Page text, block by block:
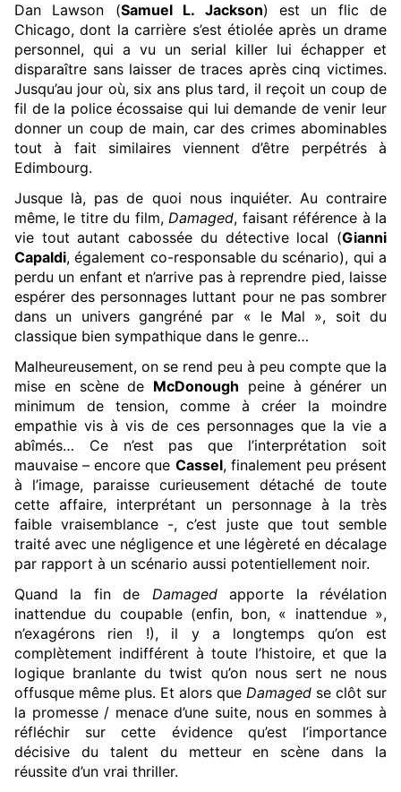
Dan Lawson (Samuel L. Jackson) est un flic de
Chicago, dont la carrière s’est étiolée après un drame
personnel, qui a vu un serial killer lui échapper et
disparaître sans laisser de traces après cinq victimes.
Jusqu’au jour où, six ans plus tard, il reçoit un coup de
fil de la police écossaise qui lui demande de venir leur
donner un coup de main, car des crimes abominables
tout à fait similaires viennent d’être perpétrés à
Edimbourg.
Jusque là, pas de quoi nous inquiéter. Au contraire
même, le titre du film, Damaged, faisant référence à la
vie tout autant cabossée du détective local (Gianni
Capaldi, également co-responsable du scénario), qui a
perdu un enfant et n’arrive pas à reprendre pied, laisse
espérer des personnages luttant pour ne pas sombrer
dans un univers gangréné par « le Mal », soit du
classique bien sympathique dans le genre…
Malheureusement, on se rend peu à peu compte que la
mise en scène de McDonough peine à générer un
minimum de tension, comme à créer la moindre
empathie vis à vis de ces personnages que la vie a
abîmés… Ce n’est pas que l’interprétation soit
mauvaise – encore que Cassel, finalement peu présent
à l’image, paraisse curieusement détaché de toute
cette affaire, interprétant un personnage à la très
faible vraisemblance -, c’est juste que tout semble
traité avec une négligence et une légèreté en décalage
par rapport à un scénario aussi potentiellement noir.
Quand la fin de
Damaged
apporte la révélation
inattendue du coupable (enfin, bon, « inattendue »,
n’exagérons rien !), il y a longtemps qu’on est
complètement indifférent à toute l’histoire, et que la
logique branlante du twist qu’on nous sert ne nous
offusque même plus. Et alors que Damaged se clôt sur
la promesse / menace d’une suite, nous en sommes à
réfléchir sur cette évidence qu’est l’importance
décisive du talent du metteur en scène dans la
réussite d’un vrai thriller.